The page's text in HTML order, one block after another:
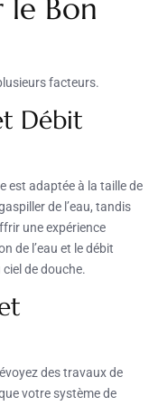
le Bon
facteurs.
Débit
est adaptée à la taille de
de l’eau, tandis
une expérience
de l’eau et le débit
de douche.
des travaux de
votre système de